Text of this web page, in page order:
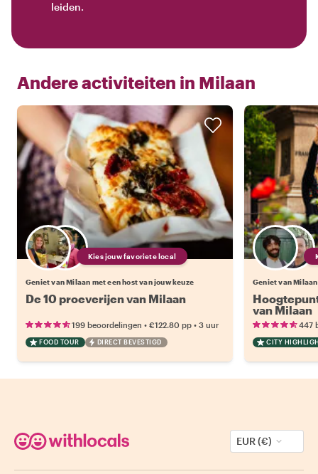
leiden.
Andere activiteiten in Milaan
Kies jouw favoriete local
Geniet van Milaan met een host van jouw keuze
De 10 proeverijen van Milaan
199 beoordelingen • €122.80 pp • 3 uur
FOOD TOUR DIRECT BEVESTIGD
Geniet van
van Milaan
447
CITY
EUR (€)